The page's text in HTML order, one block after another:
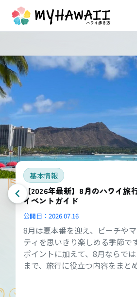
基本情報
【2026年最新】8月のハワイ旅
イベントガイド
公開日： 2026.07.16
8月は夏本番を迎え、ビーチや
ティを思いきり楽しめる季節で
ポイントに加えて、8月ならで
まで、旅行に役立つ内容をまと